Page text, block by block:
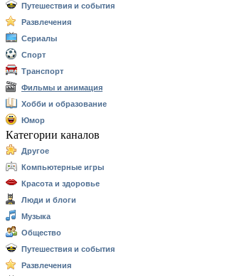
Путешествия и события
Развлечения
Сериалы
Спорт
Транспорт
Фильмы и анимация
Хобби и образование
Юмор
Категории каналов
Другое
Компьютерные игры
Красота и здоровье
Люди и блоги
Музыка
Общество
Путешествия и события
Развлечения